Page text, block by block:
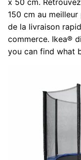
x 50 cm.
150 cm au
de la livraison
commerce. Ikea®
you can find what